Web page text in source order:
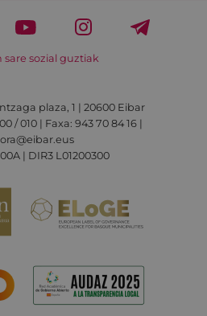
sare sozial guztiak
plaza, 1 | 20600 Eibar
/ 010 | Faxa: 943 70 84 16 |
| DIR3 L01200300